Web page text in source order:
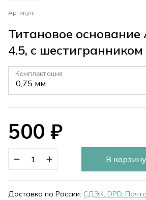
Артикул:
Титановое основание
4.5, с шестигранником
Комплектация
500 ₽
В корзину
Доставка по России: СДЭК, DPD,